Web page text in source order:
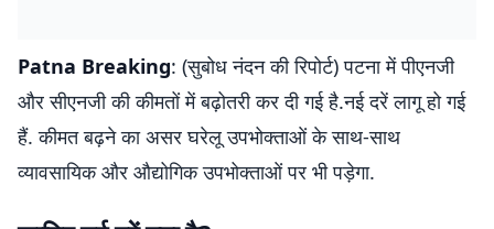
Patna Breaking: (सुबोध नंदन की रिपोर्ट) पटना में पीएनजी
और सीएनजी की कीमतों में बढ़ोतरी कर दी गई है.नई दरें लागू हो गई
हैं. कीमत बढ़ने का असर घरेलू उपभोक्ताओं के साथ-साथ
व्यावसायिक और औद्योगिक उपभोक्ताओं पर भी पड़ेगा.